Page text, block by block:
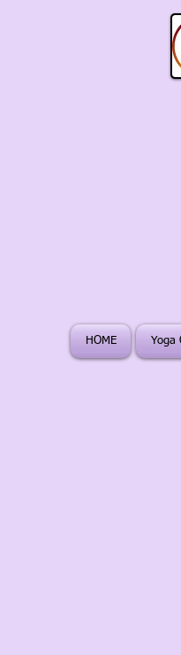
HOME Yoga